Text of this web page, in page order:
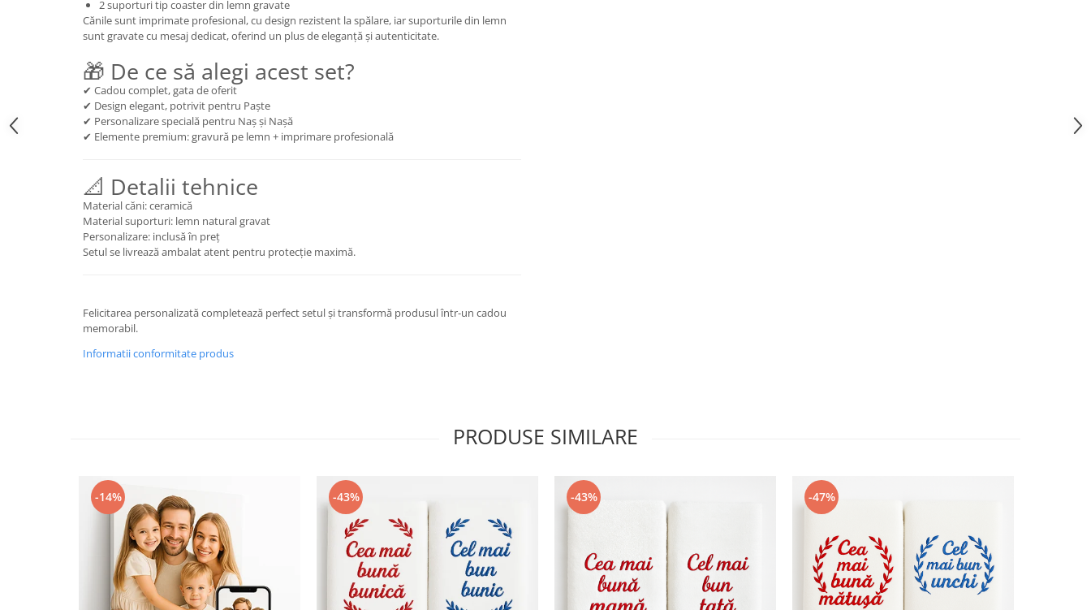
2 suporturi tip coaster din lemn gravate
Cănile sunt imprimate profesional, cu design rezistent la spălare, iar suporturile din lemn
sunt gravate cu mesaj dedicat, oferind un plus de eleganță și autenticitate.
🎁 De ce să alegi acest set?
✔ Cadou complet, gata de oferit
✔ Design elegant, potrivit pentru Paște
✔ Personalizare specială pentru Naș și Nașă
✔ Elemente premium: gravură pe lemn + imprimare profesională
📐 Detalii tehnice
Material căni: ceramică
Material suporturi: lemn natural gravat
Personalizare: inclusă în preț
Setul se livrează ambalat atent pentru protecție maximă.
Felicitarea personalizată completează perfect setul și transformă produsul într-un cadou
memorabil.
Informatii conformitate produs
PRODUSE SIMILARE
-14% -43% -43% -47%